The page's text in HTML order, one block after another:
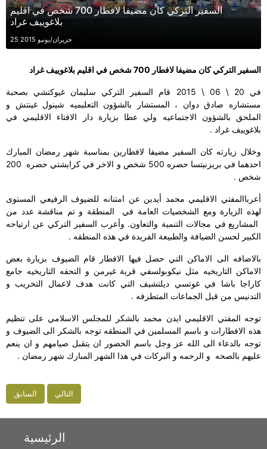
السفير التركي كان مضيفا لافطار 700 شخص في اقليم
بلاغوييف غراد
25 حزيران/يونيو 2015
السفير التركي كان مضيفا لافطار 700 شخص في اقليم بلاغوييف غراد
في 20 \ 06 \ 2015 قام السفير التركي سليمان غيوكتشي بصحبة
مستشاره صادق دوان ، المستشار بالشؤون التعليميه شينول غينتش و
الملحق بالشؤون الاجتماعيه ولي عطا بزيارة دار الافتاء الاقليمي في
بلاغوييف غراد .
وخلال زيارته كان السفير مضيفا لافطارين بمناسبة شهر رمضان المبارك
احدهما في بريزنيتسا حضره 500 شخص و الاخر في كرايشتي حضره
200
شخص .
أعرباالمفتي الاقليمي محمد أيدين عن امتنانه للضيوف الرفيعي المستوى
لهذه الزيارة ومع الشخصيات العامة في
المنطقة و تم مناقشة عدد من
المشاريع في مجالات التنمية والتعاون. وأعرب السفير التركي عن ارتياحه
الكبير لحسن الضيافة والطبيعة الفريدة في هذه المنطقه .
بالاضافه الى الاماكن التي حصل فيها الافطار قام الضيوف بزيارة بعض
الاماكن التاريخيه مثل نيكوبولسفي قرية غيرمن و التحفه التاريخيه جامع
كاراجا باشا في غوتسي ديلتشيف التي كانت هدف لاعمال التخريب و
التدنيس من قبل الجماعات المتطرفه .
توجه المفتي الاقليمي ايدن محمد بالشكر للمجلس الاسلامي على تنظيم
هذه الافطارات و باسم المسلمين في المنطقه توجه بالشكر الى الضيوف و
توجه بالدعاء الى الله عز وجل باسم الحضور ان يتقبل صيامهم و ان ينعم
عليهم بالصحه و الرحمه و البركات في هذا الشهر المبارك شهر رمضان .
السابق التالي
الرئيسية